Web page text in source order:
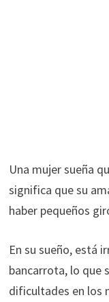
Una mujer sueña
significa que su
haber pequeños
En su sueño, está
bancarrota, lo que
dificultades en los